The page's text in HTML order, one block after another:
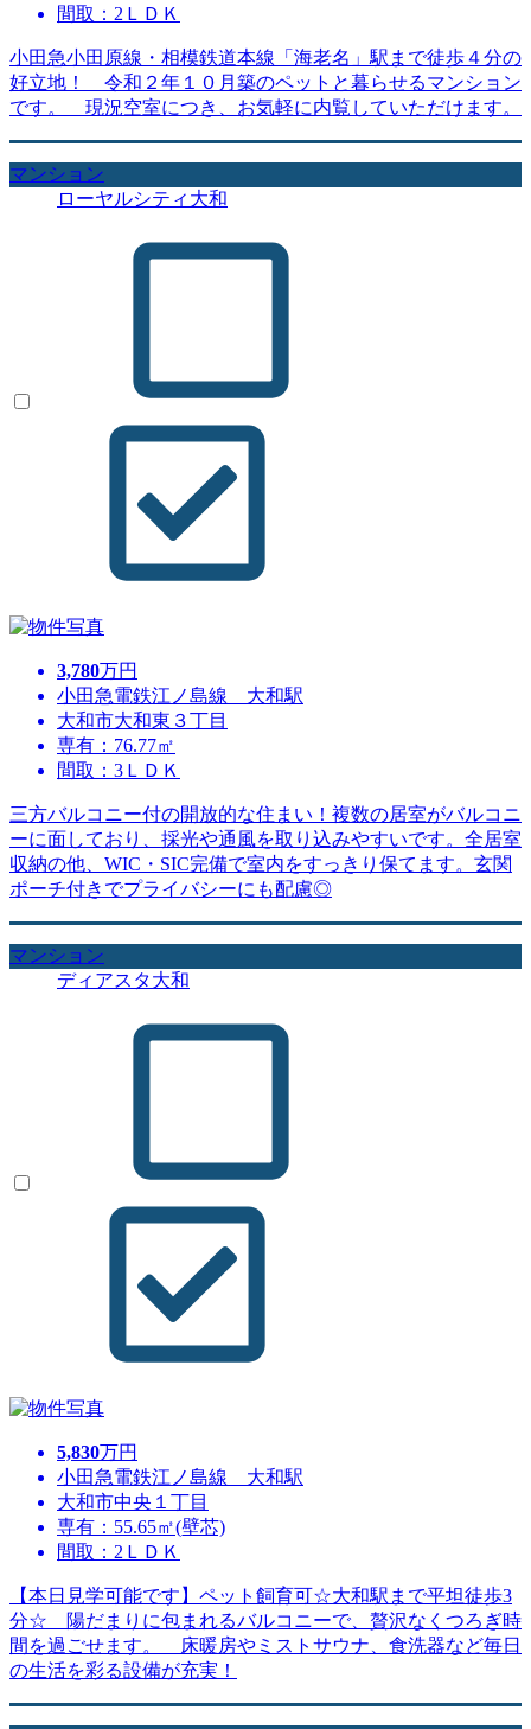
間取：2ＬＤＫ
小田急小田原線・相模鉄道本線「海老名」駅まで徒歩４分の
好立地！ 令和２年１０月築のペットと暮らせるマンション
です。 現況空室につき、お気軽に内覧していただけます。
マンション
ローヤルシティ大和
3,780万円
小田急電鉄江ノ島線 大和駅
大和市大和東３丁目
専有：76.77㎡
間取：3ＬＤＫ
三方バルコニー付の開放的な住まい！複数の居室がバルコニ
ーに面しており、採光や通風を取り込みやすいです。全居室
収納の他、WIC・SIC完備で室内をすっきり保てます。玄関
ポーチ付きでプライバシーにも配慮◎
マンション
ディアスタ大和
5,830万円
小田急電鉄江ノ島線 大和駅
大和市中央１丁目
専有：55.65㎡(壁芯)
間取：2ＬＤＫ
【本日見学可能です】ペット飼育可☆大和駅まで平坦徒歩3
分☆ 陽だまりに包まれるバルコニーで、贅沢なくつろぎ時
間を過ごせます。 床暖房やミストサウナ、食洗器など毎日
の生活を彩る設備が充実！